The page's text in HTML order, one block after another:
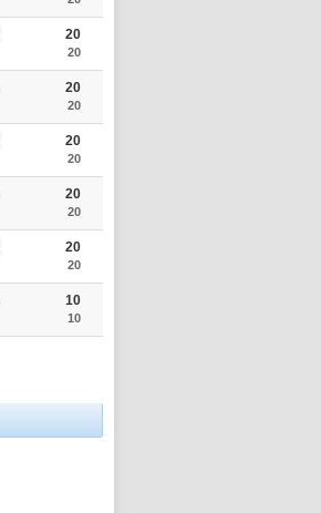
20
20
20
20
20
20
20
20
20
20
10
10